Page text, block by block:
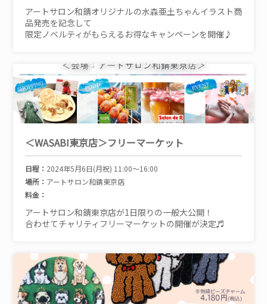
アートサロン和錆オリジナルの水森亜土ちゃんイラスト商
品発売を記念して
限定ノベルティがもらえるお得なキャンペーンを開催♪
＜WASABI東京店＞フリーマーケット
日程： 2024年5月6日(月祝) 11:00～16:00
場所： アートサロン和錆東京店
料金：
アートサロン和錆東京店が1日限りの一般大公開！
合わせてチャリティフリーマーケットの開催が決定♬